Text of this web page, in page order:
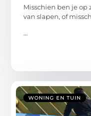
Misschien ben je
van slapen, of
...
WONING EN TUIN